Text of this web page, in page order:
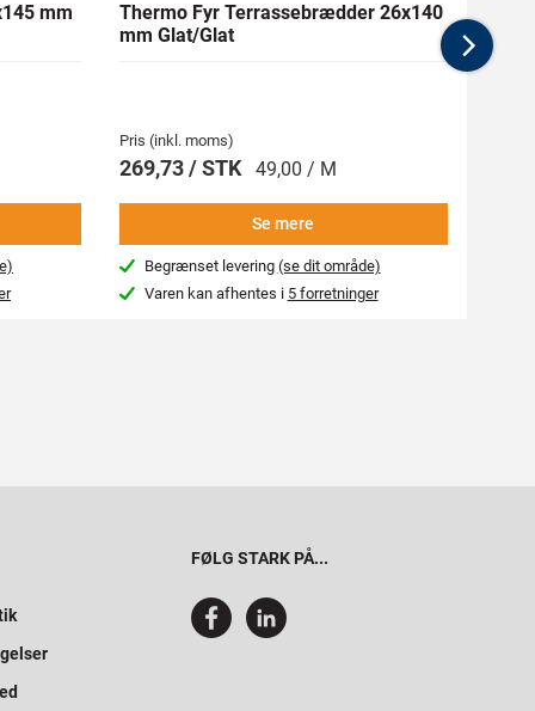
mm
Thermo Fyr Terrassebrædder 26x140
mm Glat/Glat
Pris (inkl. moms)
269,73 / STK 49,00 / M
Se mere
Begrænset levering (se dit område)
Varen kan afhentes i 5 forretninger
FØLG STARK PÅ...